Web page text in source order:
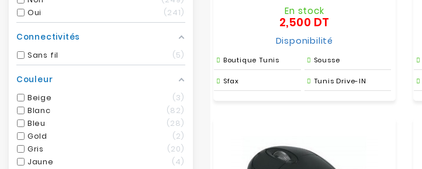
Oui
241
Connectivités
Sans fil 5
Couleur
Beige
3
Blanc
82
Bleu
28
Gold
2
Gris
20
Jaune
4
En stock
2,500 DT
Disponibilité
Boutique Tunis Sousse
Sfax Tunis Drive-IN